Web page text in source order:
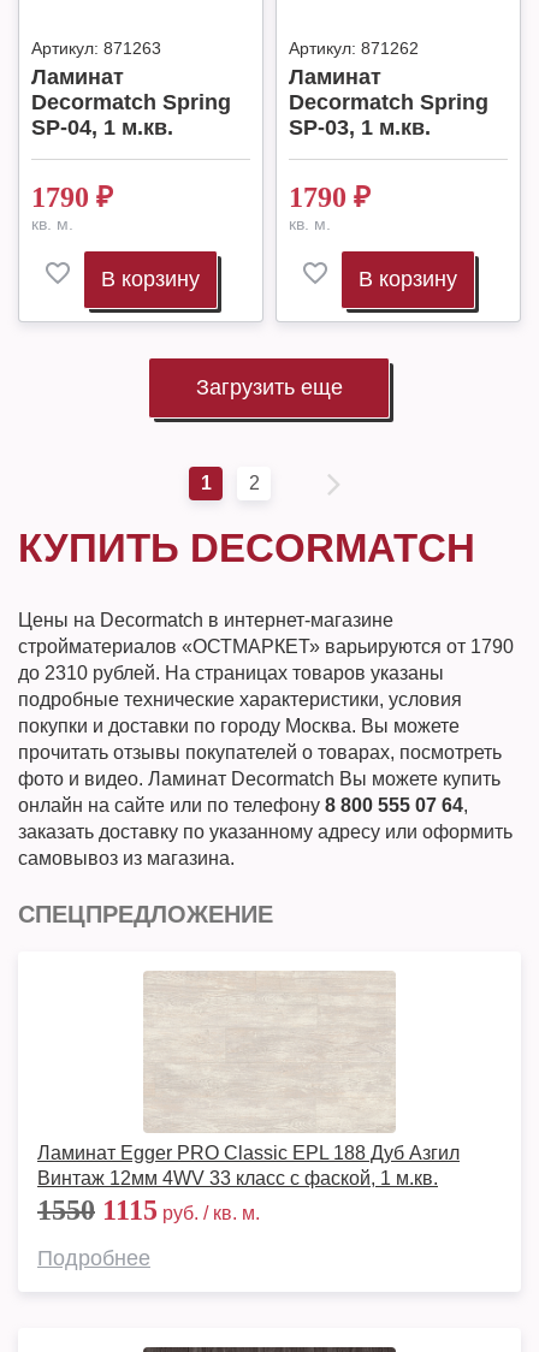
Артикул: 871263
Ламинат
Decormatch Spring
SP-04, 1 м.кв.
1790 ₽
кв. м.
В корзину
Артикул: 871262
Ламинат
Decormatch Spring
SP-03, 1 м.кв.
1790 ₽
кв. м.
В корзину
Загрузить еще
1 2
КУПИТЬ DECORMATCH
Цены на Decormatch в интернет-магазине
стройматериалов «ОСТМАРКЕТ» варьируются от 1790
до 2310 рублей. На страницах товаров указаны
подробные технические характеристики, условия
покупки и доставки по городу Москва. Вы можете
прочитать отзывы покупателей о товарах, посмотреть
фото и видео. Ламинат Decormatch Вы можете купить
онлайн на сайте или по телефону 8 800 555 07 64,
заказать доставку по указанному адресу или оформить
самовывоз из магазина.
СПЕЦПРЕДЛОЖЕНИЕ
Ламинат Egger PRO Classic EPL 188 Дуб Азгил
Винтаж 12мм 4WV 33 класс с фаской, 1 м.кв.
1550 1115 руб. / кв. м.
Подробнее